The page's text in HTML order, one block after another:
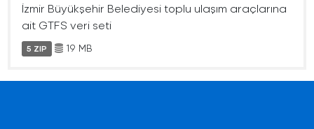
İzmir Büyükşehir Belediyesi toplu ulaşım araçlarına
ait GTFS veri seti
5 ZIP 19 MB